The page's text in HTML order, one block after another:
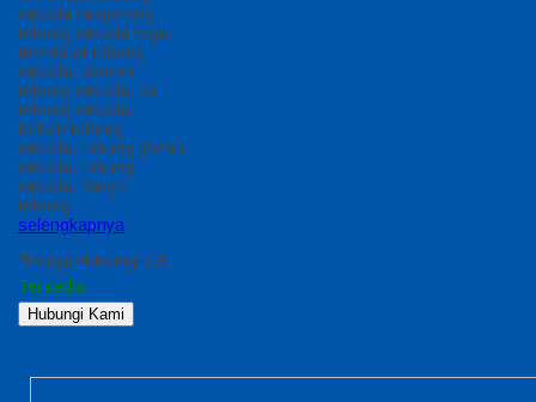
wisuda tangerang,
tabung wisuda toga,
membuat tabung
wisuda, ukuran
tabung wisuda, isi
tabung wisuda,
bahan tabung
wisuda, tabung ijazah
wisuda, tabung
wisuda, harga
tabung…
selengkapnya
*Harga Hubungi CS
Tersedia
Hubungi Kami